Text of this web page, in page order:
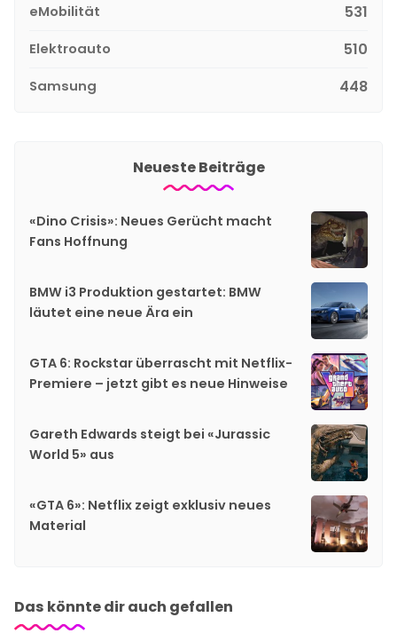
eMobilität 531
Elektroauto 510
Samsung 448
Neueste Beiträge
«Dino Crisis»: Neues Gerücht macht
Fans Hoffnung
BMW i3 Produktion gestartet: BMW
läutet eine neue Ära ein
GTA 6: Rockstar überrascht mit Netflix-
Premiere – jetzt gibt es neue Hinweise
Gareth Edwards steigt bei «Jurassic
World 5» aus
«GTA 6»: Netflix zeigt exklusiv neues
Material
Das könnte dir auch gefallen